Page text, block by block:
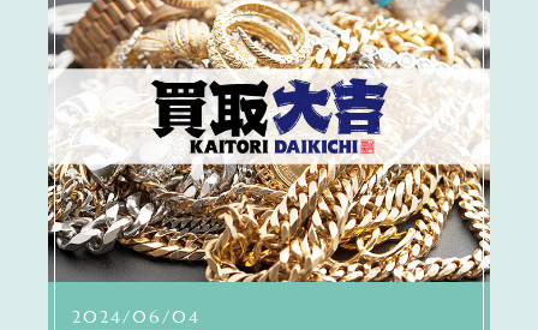
ニュース一覧
キャンペーン一覧
コンテンツ一覧
お問い合わせフォーム
2024/06/04